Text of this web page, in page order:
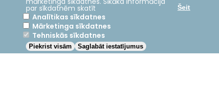
Jelgava
2024 © LBTU ITZAC
par sīkdatnēm skatīt Šeit
Analītikas sīkdatnes
Mārketinga sīkdatnes
Tehniskās sīkdatnes
Saglabāt iestatījumus
Piekrist visām